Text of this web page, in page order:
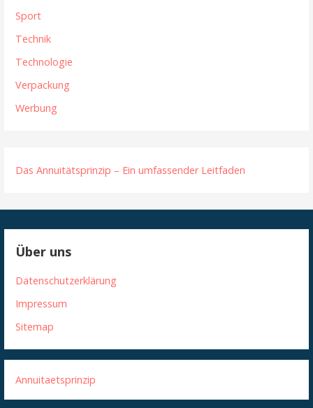
Sport
Technik
Technologie
Verpackung
Werbung
Das Annuitätsprinzip – Ein umfassender Leitfaden
Über uns
Datenschutzerklärung
Impressum
Sitemap
Annuitaetsprinzip